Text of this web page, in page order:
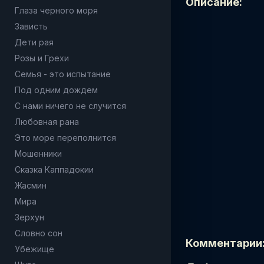
Глаза черного моря
Зависть
Дети рая
Розы и Грехи
Семья - это испытание
Под одним дождем
С нами ничего не случится
Любовная рана
Это море переполнится
Мошенники
Сказка Каппадокии
Жасмин
Мира
Зерхун
Словно сон
Убежище